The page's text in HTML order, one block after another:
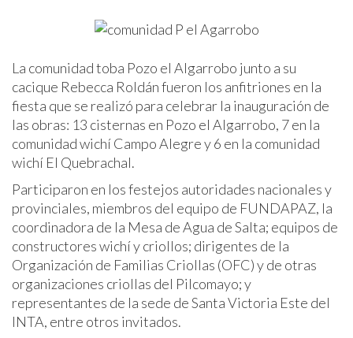
La comunidad toba Pozo el Algarrobo junto a su
cacique Rebecca Roldán fueron los anfitriones en la
fiesta que se realizó para celebrar la inauguración de
las obras: 13 cisternas en Pozo el Algarrobo, 7 en la
comunidad wichí Campo Alegre y 6 en la comunidad
wichí El Quebrachal.
Participaron en los festejos autoridades nacionales y
provinciales, miembros del equipo de FUNDAPAZ, la
coordinadora de la Mesa de Agua de Salta; equipos de
constructores wichí y criollos; dirigentes de la
Organización de Familias Criollas (OFC) y de otras
organizaciones criollas del Pilcomayo; y
representantes de la sede de Santa Victoria Este del
INTA, entre otros invitados.